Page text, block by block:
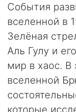
События
вселенной в
Зелёная
Аль Гулу и
мир в хаос. В
вселенной
которые